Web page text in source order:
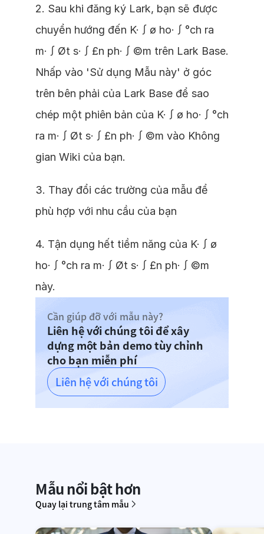
2. Sau khi đăng ký Lark, bạn sẽ được
chuyển hướng đến K·∫ø ho·∫°ch ra
m·∫Øt s·∫£n ph·∫©m trên Lark Base.
Nhấp vào 'Sử dụng Mẫu này' ở góc
trên bên phải của Lark Base để sao
chép một phiên bản của K·∫ø ho·∫°ch
ra m·∫Øt s·∫£n ph·∫©m vào Không
gian Wiki của bạn.
3. Thay đổi các trường của mẫu để
phù hợp với nhu cầu của bạn
4. Tận dụng hết tiềm năng của K·∫ø
ho·∫°ch ra m·∫Øt s·∫£n ph·∫©m
này.
Liên hệ với chúng tôi
Cần giúp đỡ với mẫu này?
Liên hệ với chúng tôi để xây
dựng một bản demo tùy chỉnh
cho bạn miễn phí
Mẫu nổi bật hơn
Quay lại trung tâm mẫu